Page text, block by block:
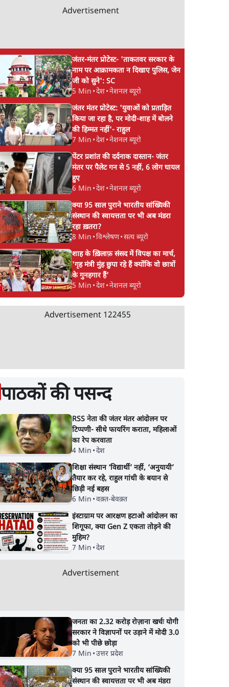
फँस
भागवत बोले- 'जेन ज़ी पर
आँख मूंदकर भरोसा,
आंदोलन देश-विरोधी नहीं';
नेशनल'
प्रयागराज छात्रों की गूंज:
Advertisement
जंतर-मंतर प्रोटेस्ट- 'ताकतवर सरकार के
नाम पर आक्रामकता न दिखाए पुलिस, जेन
जी को सुने': SC
5 Min •देश•नेशनल ब्यूरो
जंतर मंतर प्रोटेस्ट: 'युवाओं को प्रताड़ित
किया जा रहा है, पर मोदी-शाह में बोलने
की हिम्मत नहीं'- राहुल
7 Min •देश•नेशनल ब्यूरो
पेंटर प्रशांत की दर्दनाक दास्तान- जंतर
मंतर पर पैलेट गन से 5 नहीं, 6 लोग घायल
हुए
6 Min •देश•नेशनल ब्यूरो
क्या 95 साल पुराने भारतीय सांख्यिकी
संस्थान की स्वायत्तता पर भी अब मंडरा
रहा ख़तरा?
8 Min •विश्लेषण•सत्य ब्यूरो
शाह के ख़िलाफ़ संसद में विपक्ष का मार्च,
'गृह मंत्री मुंह छुपा रहे हैं क्योंकि वो छात्रों
के गुनहगार हैं'
5 Min •देश•नेशनल ब्यूरो
Advertisement 122455
पाठकों की पसन्द
RSS नेता की जंतर मंतर आंदोलन पर
टिप्पणी- सीधे फायरिंग कराता, महिलाओं
का रेप करवाता
4 Min •देश
शिक्षा संस्थान ‘विद्यार्थी’ नहीं, ‘अनुयायी’
तैयार कर रहे, राहुल गांधी के बयान से
छिड़ी नई बहस
6 Min •वक़्त-बेवक़्त
इंस्टाग्राम पर आरक्षण हटाओ आंदोलन का
शिगूफा, क्या Gen Z एकता तोड़ने की
मुहिम?
7 Min •देश
Advertisement
जनता का 2.32 करोड़ रोज़ाना खर्चः योगी
सरकार ने विज्ञापनों पर उड़ाने में मोदी 3.0
को भी पीछे छोड़ा
7 Min •उत्तर प्रदेश
क्या 95 साल पुराने भारतीय सांख्यिकी
संस्थान की स्वायत्तता पर भी अब मंडरा